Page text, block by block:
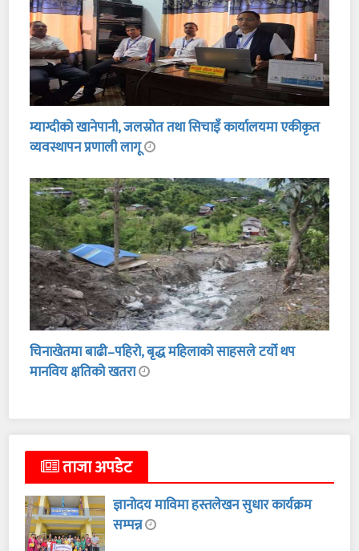
म्याग्दीको खानेपानी, जलस्रोत तथा सिचाइँ कार्यालयमा एकीकृत
व्यवस्थापन प्रणाली लागू
चिनाखेतमा बाढी–पहिरो, बृद्ध महिलाको साहसले टर्यो थप
मानविय क्षतिको खतरा
ताजा अपडेट
ज्ञानोदय माविमा हस्तलेखन सुधार कार्यक्रम
सम्पन्न